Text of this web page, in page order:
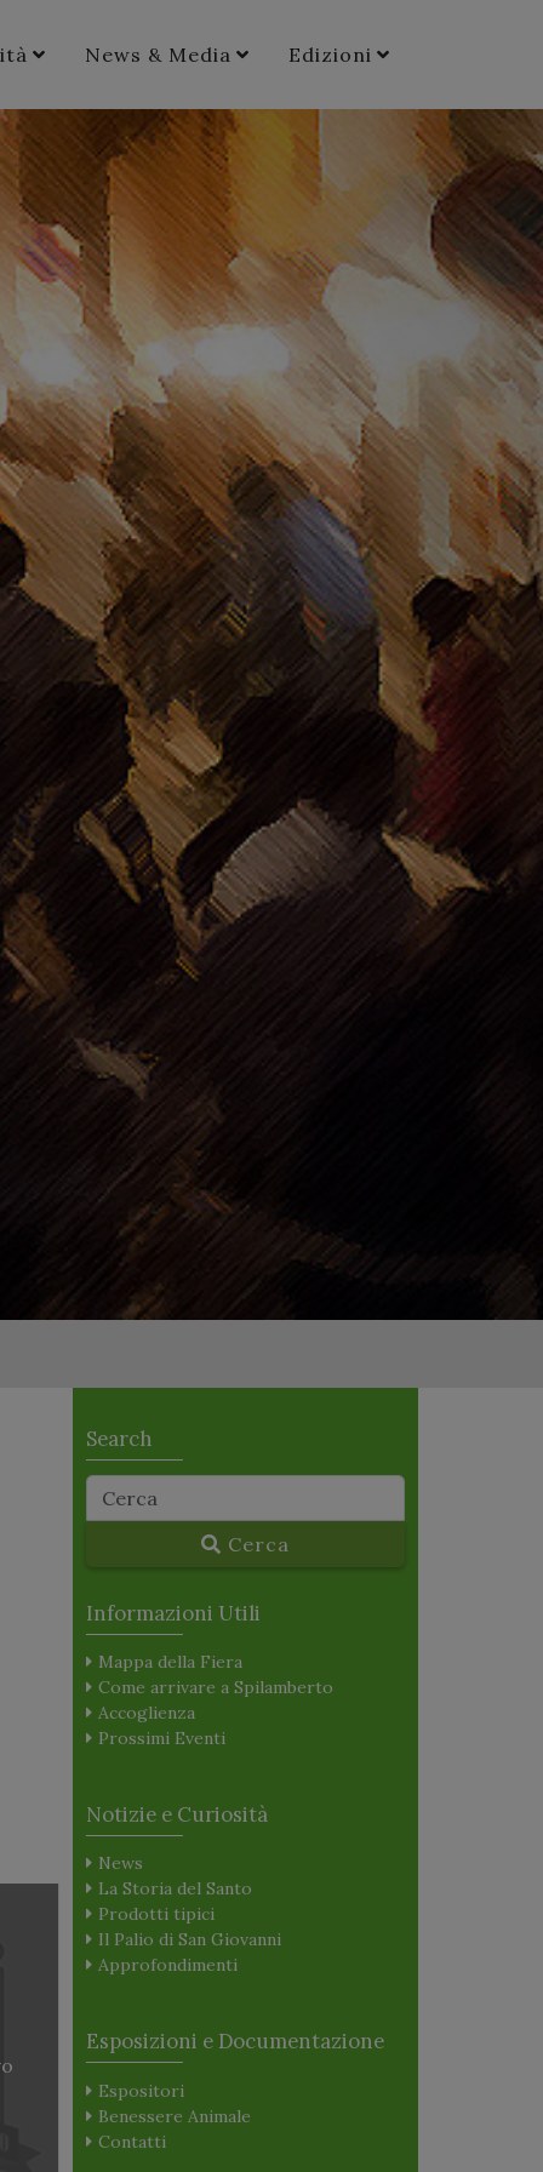
News & Media Edizioni
Search
Cerca
Informazioni Utili
Mappa della Fiera
Come arrivare a Spilamberto
Accoglienza
Prossimi Eventi
Notizie e Curiosità
News
La Storia del Santo
Prodotti tipici
Il Palio di San Giovanni
Approfondimenti
Esposizioni e Documentazione
Espositori
Benessere Animale
Contatti